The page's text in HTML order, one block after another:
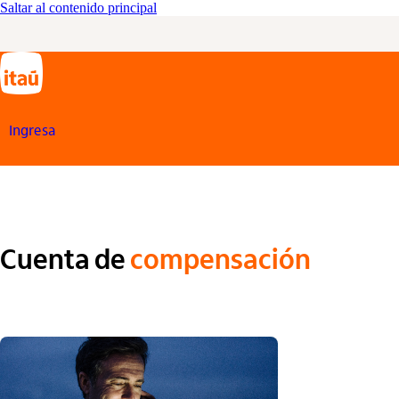
Saltar al contenido principal
Ingresa
Cuenta de compensación